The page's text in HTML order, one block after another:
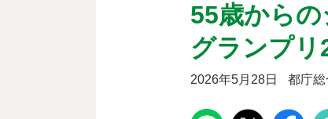
55歳から
グランプリ
2026年5月28日 都庁総